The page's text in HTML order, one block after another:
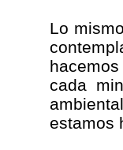
Lo
cada
estamos